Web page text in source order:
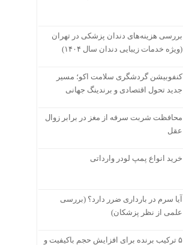
بررسی هزینه‌های دندان پزشکی در تهران
(ویژه خدمات زیبایی دندان سال ۱۴۰۴)
کنفوبیشن گردشگری سلامت اکو؛ مسیر
جدید تحول اقتصادی و برندینگ جهانی
محافظت شربت سرفه از مغز در برابر زوال
عقل
خرید انواع پمپ لودر وارداتی
آیا سرم در بارداری ضرر دارد؟ (بررسی
علمی از نظر پزشکان)
۵ ترکیب برنده برای افزایش حجم باکیفیت و